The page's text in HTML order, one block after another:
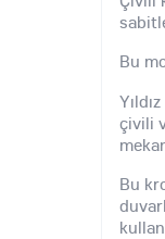
Bu
çivili
Bu